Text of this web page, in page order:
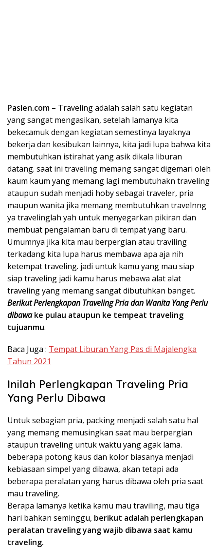
Paslen.com – Traveling adalah salah satu kegiatan
yang sangat mengasikan, setelah lamanya kita
bekecamuk dengan kegiatan semestinya layaknya
bekerja dan kesibukan lainnya, kita jadi lupa bahwa kita
membutuhkan istirahat yang asik dikala liburan
datang. saat ini traveling memang sangat digemari oleh
kaum kaum yang memang lagi membutuhakn traveling
ataupun sudah menjadi hoby sebagai traveler, pria
maupun wanita jika memang membutuhkan travelnng
ya travelinglah yah untuk menyegarkan pikiran dan
membuat pengalaman baru di tempat yang baru.
Umumnya jika kita mau berpergian atau traviling
terkadang kita lupa harus membawa apa aja nih
ketempat traveling. jadi untuk kamu yang mau siap
siap traveling jadi kamu harus mebawa alat alat
traveling yang memang sangat dibutuhkan banget.
Berikut Perlengkapan Traveling Pria dan Wanita Yang Perlu
dibawake pulau ataupun ke tempeat traveling
tujuanmu.
Baca Juga : Tempat Liburan Yang Pas di Majalengka
Tahun 2021
Inilah Perlengkapan Traveling Pria
Yang Perlu Dibawa
Untuk sebagian pria, packing menjadi salah satu hal
yang memang memusingkan saat mau berpergian
ataupun traveling untuk waktu yang agak lama.
beberapa potong kaus dan kolor biasanya menjadi
kebiasaan simpel yang dibawa, akan tetapi ada
beberapa peralatan yang harus dibawa oleh pria saat
mau traveling.
Berapa lamanya ketika kamu mau traviling, mau tiga
hari bahkan seminggu, berikut adalah perlengkapan
peralatan traveling yang wajib dibawa saat kamu
traveling.